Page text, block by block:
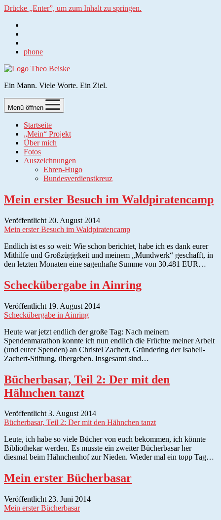
Drücke „Enter”, um zum Inhalt zu springen.
phone
Ein Mann. Viele Worte. Ein Ziel.
Menü öffnen
Startseite
„Mein“ Projekt
Über mich
Fotos
Auszeichnungen
Ehren-Hugo
Bundesverdienstkreuz
Mein erster Besuch im Waldpiratencamp
Veröffentlicht 20. August 2014
Mein erster Besuch im Waldpiratencamp
Endlich ist es so weit: Wie schon berichtet, habe ich es dank eurer
Mithilfe und Großzügigkeit und meinem „Mundwerk“ geschafft, in
den letzten Monaten eine sagenhafte Summe von 30.481 EUR…
Scheckübergabe in Ainring
Veröffentlicht 19. August 2014
Scheckübergabe in Ainring
Heute war jetzt endlich der große Tag: Nach meinem
Spendenmarathon konnte ich nun endlich die Früchte meiner Arbeit
(und eurer Spenden) an Christel Zachert, Gründering der Isabell-
Zachert-Stiftung, übergeben. Insgesamt sind…
Bücherbasar, Teil 2: Der mit den
Hähnchen tanzt
Veröffentlicht 3. August 2014
Bücherbasar, Teil 2: Der mit den Hähnchen tanzt
Leute, ich habe so viele Bücher von euch bekommen, ich könnte
Bibliothekar werden. Es musste ein zweiter Bücherbasar her —
diesmal beim Hähnchenhof zur Nieden. Wieder mal ein topp Tag…
Mein erster Bücherbasar
Veröffentlicht 23. Juni 2014
Mein erster Bücherbasar